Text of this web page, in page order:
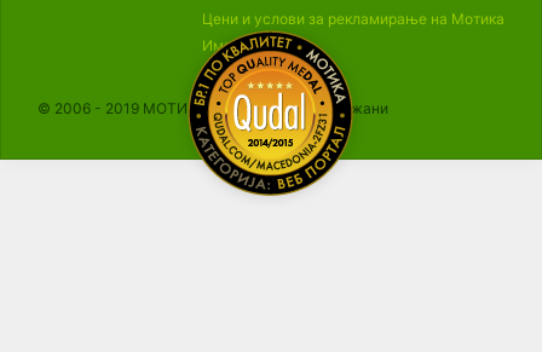
Цени и услови за рекламирање на Мотика
Импресум
© 2006 - 2019 МОТИКА, Сите права се задржани